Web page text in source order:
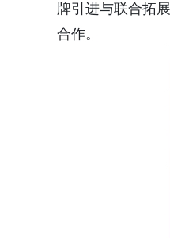
牌引进与联合拓
合作。